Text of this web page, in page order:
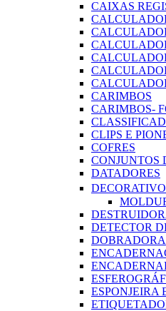
CAIXAS
CARIMBOS
CARIMBOS-
CLIPS E
COFRES
CONJUNTOS
DATADORES
DETECTOR
DOBRADORA
ESPONJEIRA